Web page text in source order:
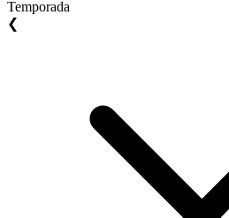
Temporada
❮